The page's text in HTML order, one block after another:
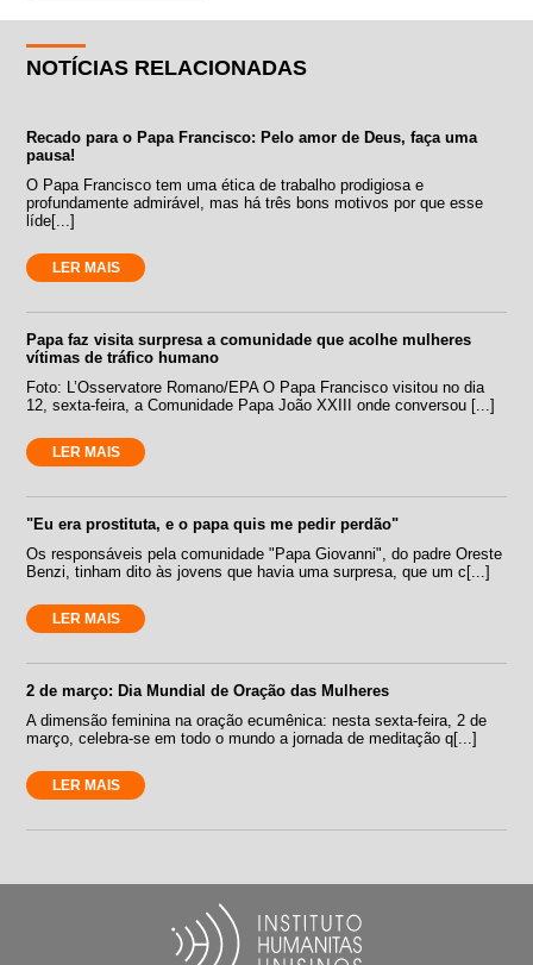
NOTÍCIAS RELACIONADAS
Recado para o Papa Francisco: Pelo amor de Deus, faça uma
pausa!
O Papa Francisco tem uma ética de trabalho prodigiosa e
profundamente admirável, mas há três bons motivos por que esse
líde[...]
LER MAIS
Papa faz visita surpresa a comunidade que acolhe mulheres
vítimas de tráfico humano
Foto: L’Osservatore Romano/EPA O Papa Francisco visitou no dia
12, sexta-feira, a Comunidade Papa João XXIII onde conversou [...]
LER MAIS
"Eu era prostituta, e o papa quis me pedir perdão"
Os responsáveis pela comunidade "Papa Giovanni", do padre Oreste
Benzi, tinham dito às jovens que havia uma surpresa, que um c[...]
LER MAIS
2 de março: Dia Mundial de Oração das Mulheres
A dimensão feminina na oração ecumênica: nesta sexta-feira, 2 de
março, celebra-se em todo o mundo a jornada de meditação q[...]
LER MAIS